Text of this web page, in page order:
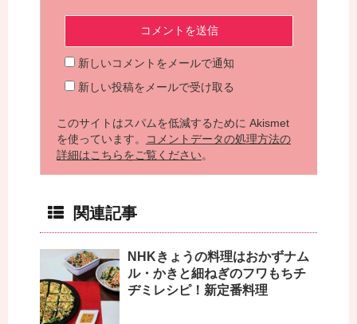
新しいコメントをメールで通知
新しい投稿をメールで受け取る
このサイトはスパムを低減するために Akismet
を使っています。
コメントデータの処理方法の
詳細はこちらをご覧ください。
関連記事
NHKきょうの料理はおかずナム
ル・かきと細ねぎのフワもちチ
ヂミレシピ！新定番料理